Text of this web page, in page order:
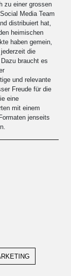
zu einer grossen
Media Team
distribuiert hat,
heimischen
haben gemein,
die
braucht es
und relevante
Freude für die
eine
mit einem
jenseits